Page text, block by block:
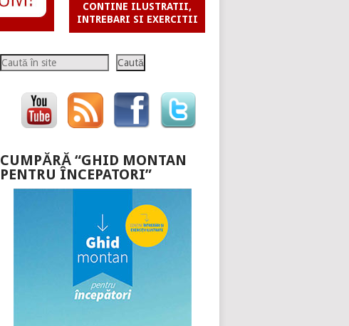
CONTINE ILUSTRATII,
INTREBARI SI EXERCITII
Caută Caută
CUMPĂRĂ “GHID MONTAN
PENTRU ÎNCEPATORI”